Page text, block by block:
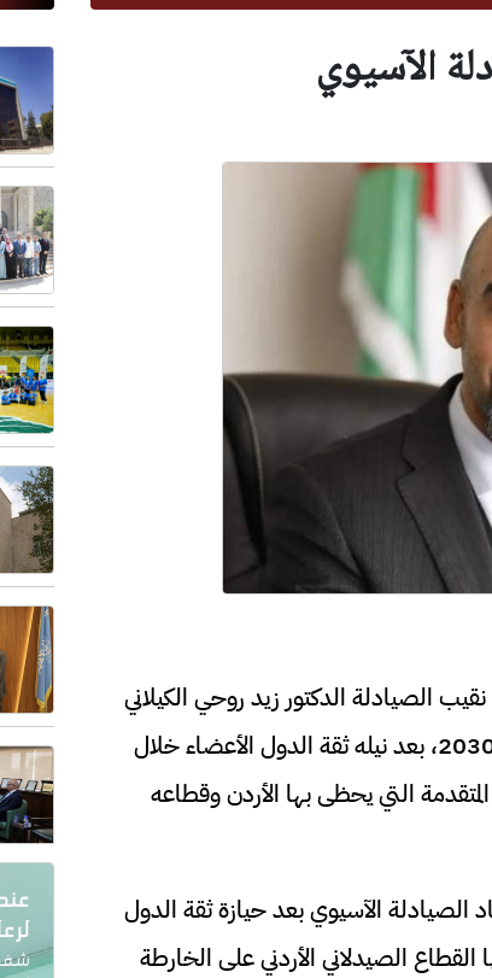
الآسيوي
الصيادلة الدكتور زيد روحي الكيلاني
نائباً لرئيس اتحاد الصيادلة الآسيوي للدورة 2027 - 2030، بعد نيله ثقة الدول الأعضاء خلال
التي يحظى بها الأردن وقطاعه
الصيادلة الآسيوي بعد حيازة ثقة الدول
القطاع الصيدلاني الأردني على الخارطة